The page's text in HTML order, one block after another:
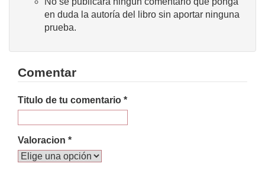
en duda la autoría del libro sin aportar ninguna
prueba.
Comentar
Titulo de tu comentario *
Valoracion *